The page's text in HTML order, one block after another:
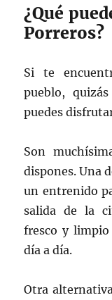
¿Qué
Porreros?
Si te
pueblo,
puedes
Son
dispones. Una
un entrenido
salida de la
fresco y
día a día.
Otra